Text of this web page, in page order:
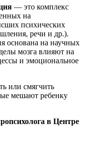
— это комплекс
на
психических
речи и др.).
основана на научных
мозга влияют на
и эмоциональное
или смягчить
мешают ребенку
в Центре